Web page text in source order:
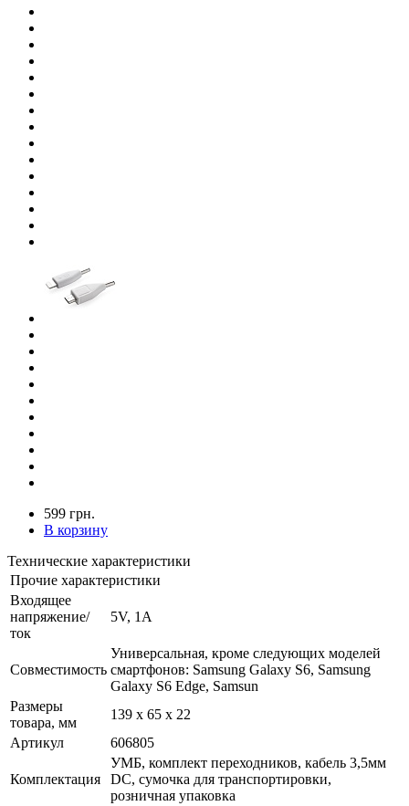
599 грн.
В корзину
Технические характеристики
Прочие характеристики
Входящее
напряжение/
ток
5V, 1A
Совместимость
Универсальная, кроме следующих моделей
смартфонов: Samsung Galaxy S6, Samsung
Galaxy S6 Edge, Samsun
Размеры
товара, мм
139 х 65 х 22
Артикул
606805
Комплектация
УМБ, комплект переходников, кабель 3,5мм
DC, сумочка для транспортировки,
розничная упаковка